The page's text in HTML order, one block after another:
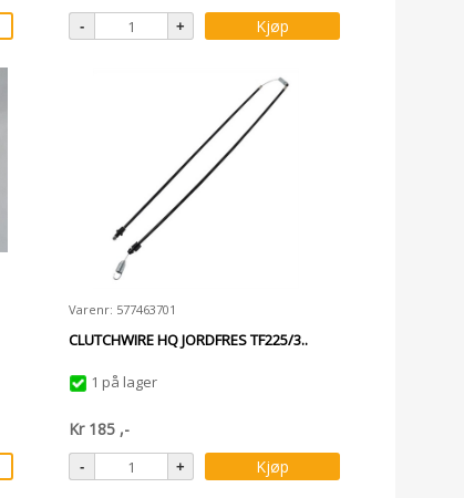
Kjøp
Varenr: 577463701
CLUTCHWIRE HQ JORDFRES TF225/3..
1 på lager
Kr 185 ,-
Kjøp